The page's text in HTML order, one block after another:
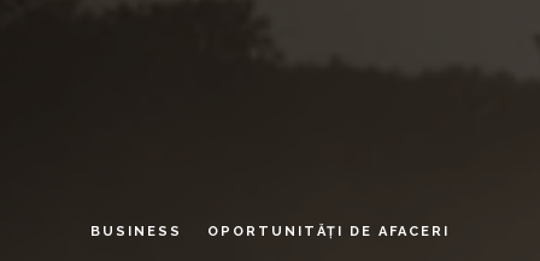
BUSINESS OPORTUNITĂȚI DE AFACERI